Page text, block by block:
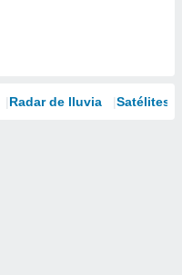
Radar de lluvia Satélites